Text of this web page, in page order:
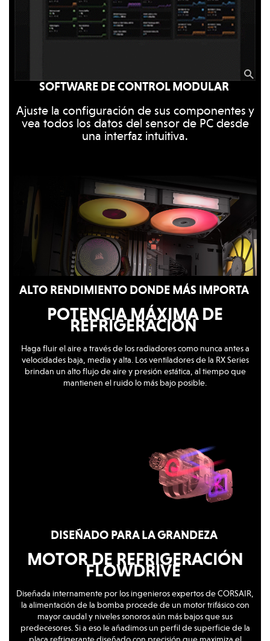
SOFTWARE DE CONTROL MODULAR
Ajuste la configuración de sus componentes y
vea todos los datos del sensor de PC desde
una interfaz intuitiva.
ALTO RENDIMIENTO DONDE MÁS IMPORTA
POTENCIA MÁXIMA DE
REFRIGERACIÓN
Haga fluir el aire a través de los radiadores como nunca antes a
velocidades baja, media y alta. Los ventiladores de la RX Series
brindan un alto flujo de aire y presión estática, al tiempo que
mantienen el ruido lo más bajo posible.
DISEÑADO PARA LA GRANDEZA
MOTOR DE REFRIGERACIÓN
FLOWDRIVE
Diseñada internamente por los ingenieros expertos de CORSAIR,
la alimentación de la bomba procede de un motor trifásico con
mayor caudal y niveles sonoros aún más bajos que sus
predecesores. Si a eso le añadimos un perfil de superficie de la